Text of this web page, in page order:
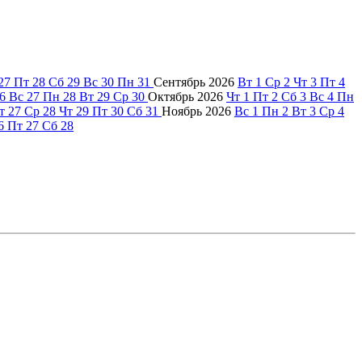
Пт 28 Сб 29 Вс 30 Пн 31 Сентябрь 2026 Вт 1 Ср 2 Чт 3 Пт 4
Вс 27 Пн 28 Вт 29 Ср 30 Октябрь 2026 Чт 1 Пт 2 Сб 3 Вс 4 Пн
27 Ср 28 Чт 29 Пт 30 Сб 31 Ноябрь 2026 Вс 1 Пн 2 Вт 3 Ср 4
Пт 27 Сб 28